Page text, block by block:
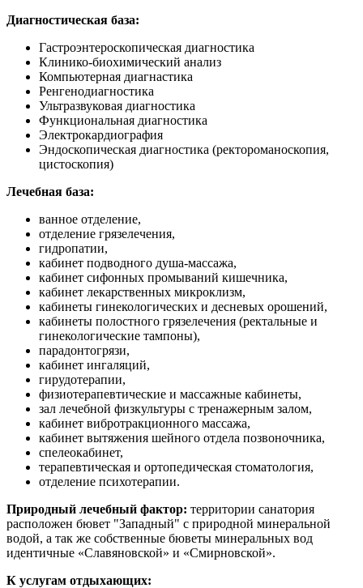
Диагностическая база:
Гастроэнтероскопическая диагностика
Клинико-биохимический анализ
Компьютерная диагнастика
Ренгенодиагностика
Ультразвуковая диагностика
Функциональная диагностика
Электрокардиография
Эндоскопическая диагностика (ректороманоскопия,
цистоскопия)
Лечебная база:
ванное отделение,
отделение грязелечения,
гидропатии,
кабинет подводного душа-массажа,
кабинет сифонных промываний кишечника,
кабинет лекарственных микроклизм,
кабинеты гинекологических и десневых орошений,
кабинеты полостного грязелечения (ректальные и
гинекологические тампоны),
парадонтогрязи,
кабинет ингаляций,
гирудотерапии,
физиотерапевтические и массажные кабинеты,
зал лечебной физкультуры с тренажерным залом,
кабинет вибротракционного массажа,
кабинет вытяжения шейного отдела позвоночника,
спелеокабинет,
терапевтическая и ортопедическая стоматология,
отделение психотерапии.
Природный лечебный фактор: территории санатория
расположен бювет "Западный" с природной минеральной
водой, а так же собственные бюветы минеральных вод
идентичные «Славяновской» и «Смирновской».
К услугам отдыхающих: